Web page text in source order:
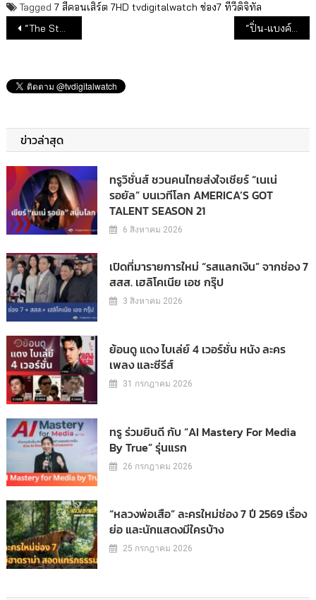
Tagged 7 สีคอนเสิร์ต 7HD tvdigitalwatch ช่อง7 ทีวีดิจิทัล
แนะแนวเรื่อง
“The Star ค้นฟ้าคว้าดาว 2022” ออนแอร์อาทิตย์ที่ 23 ต.ค.นี้! “ปิ่น-แบงค์”ระลึกชาติไขปมปริศนาใน“ป้อมปางบรรพ์”
ข่าวล่าสุด
ทรูวิชั่นส์ ชวนคนไทยส่งใจเชียร์ “เนเน่
รอยัล” บนเวทีโลก AMERICA’S GOT
TALENT SEASON 21
6 สิงหาคม 2026
เปิดที่มารายการใหม่ “รสแลกเงิน” จากช่อง 7
สสส. เฮลิโคเนีย เอช กรุ๊ป
3 สิงหาคม 2026
ย้อนดู แดง ไบเล่ย์ 4 เวอร์ชั่น หนัง ละคร
เพลง และซีรีส์
31 กรกฎาคม 2026
ทรู ร่วมยินดี กับ “AI Mastery For Media
By True” รุ่นแรก
26 กรกฎาคม 2026
“หลวงพ่อเสือ” ละครใหม่ช่อง 7 ปี 2569 เรื่อง
ย่อ และนักแสดงมีใครบ้าง
25 กรกฎาคม 2026